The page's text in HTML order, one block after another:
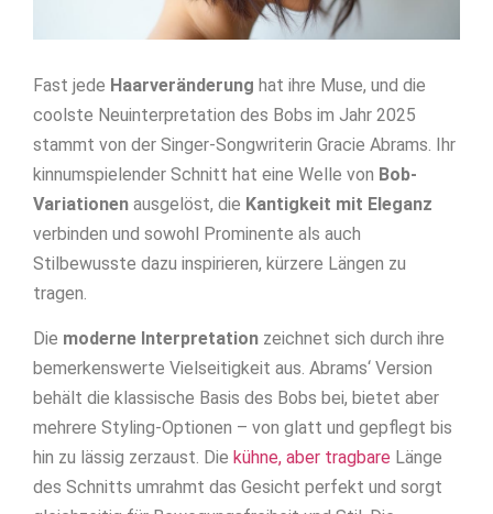
Fast jede Haarveränderung hat ihre Muse, und die
coolste Neuinterpretation des Bobs im Jahr 2025
stammt von der Singer-Songwriterin Gracie Abrams. Ihr
kinnumspielender Schnitt hat eine Welle von Bob-
Variationen ausgelöst, die Kantigkeit mit Eleganz
verbinden und sowohl Prominente als auch
Stilbewusste dazu inspirieren, kürzere Längen zu
tragen.
Die moderne Interpretation zeichnet sich durch ihre
bemerkenswerte Vielseitigkeit aus. Abrams‘ Version
behält die klassische Basis des Bobs bei, bietet aber
mehrere Styling-Optionen – von glatt und gepflegt bis
hin zu lässig zerzaust. Die kühne, aber tragbare Länge
des Schnitts umrahmt das Gesicht perfekt und sorgt